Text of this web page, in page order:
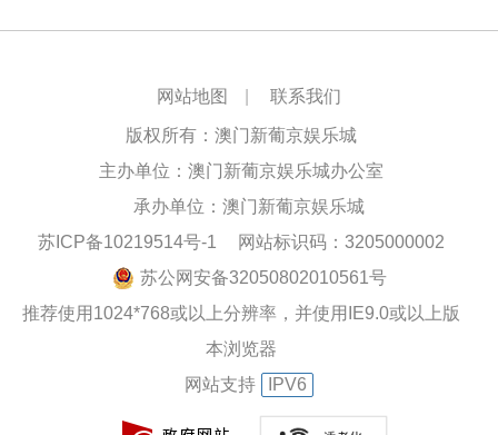
网站地图 联系我们
版权所有：澳门新葡京娱乐城
主办单位：澳门新葡京娱乐城办公室
承办单位：澳门新葡京娱乐城
苏ICP备10219514号-1
网站标识码：3205000002
苏公网安备32050802010561号
推荐使用1024*768或以上分辨率，并使用IE9.0或以上版
本浏览器
网站支持
IPV6